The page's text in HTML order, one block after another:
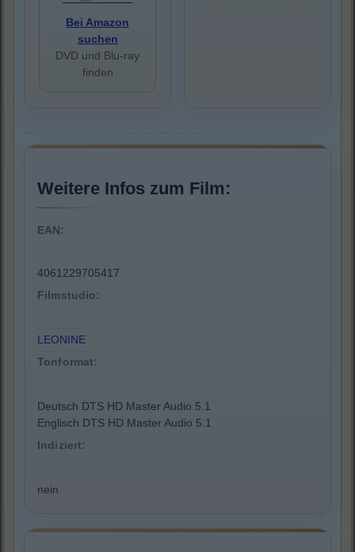
Bei Amazon
suchen
DVD und Blu-ray
finden
Weitere Infos zum Film:
EAN:
4061229705417
Filmstudio:
LEONINE
Tonformat:
Deutsch DTS HD Master Audio 5.1
Englisch DTS HD Master Audio 5.1
Indiziert:
nein